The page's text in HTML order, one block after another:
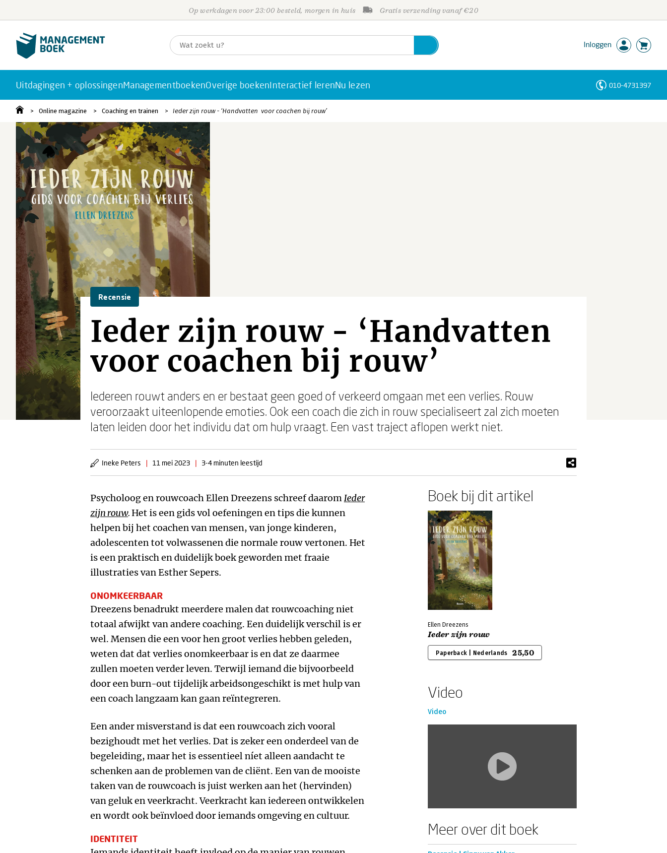
Op werkdagen voor 23:00 besteld, morgen in huis Gratis verzending vanaf €20
Inloggen
Uitdagingen + oplossingenManagementboekenOverige boekenInteractief lerenNu lezen 010-4731397
Online magazine Coaching en trainen Ieder zijn rouw - ‘Handvatten voor coachen bij rouw’
Recensie
Ieder zijn rouw - ‘Handvatten
voor coachen bij rouw’
Iedereen rouwt anders en er bestaat geen goed of verkeerd omgaan met een verlies. Rouw
veroorzaakt uiteenlopende emoties. Ook een coach die zich in rouw specialiseert zal zich moeten
laten leiden door het individu dat om hulp vraagt. Een vast traject aflopen werkt niet.
Ineke Peters | 11 mei 2023 | 3-4 minuten leestijd
Psycholoog en rouwcoach Ellen Dreezens schreef daaromIeder
zijn rouw.Het is een gids vol oefeningen en tips die kunnen
helpen bij het coachen van mensen, van jonge kinderen,
adolescenten tot volwassenen die normale rouw vertonen. Het
is een praktisch en duidelijk boek geworden met fraaie
illustraties van Esther Sepers.
ONOMKEERBAAR
Dreezens benadrukt meerdere malen dat rouwcoaching niet
totaal afwijkt van andere coaching. Een duidelijk verschil is er
wel. Mensen die een voor hen groot verlies hebben geleden,
weten dat dat verlies onomkeerbaar is en dat ze daarmee
zullen moeten verder leven. Terwijl iemand die bijvoorbeeld
door een burn-out tijdelijk arbeidsongeschikt is met hulp van
een coach langzaam kan gaan reïntegreren.
Een ander misverstand is dat een rouwcoach zich vooral
bezighoudt met het verlies. Dat is zeker een onderdeel van de
begeleiding, maar het is essentieel níet alleen aandacht te
schenken aan de problemen van de cliënt. Een van de mooiste
taken van de rouwcoach is juist werken aan het (hervinden)
van geluk en veerkracht. Veerkracht kan iedereen ontwikkelen
en wordt ook beïnvloed door iemands omgeving en cultuur.
IDENTITEIT
Boek bij dit artikel
Ellen Dreezens
Ieder zijn rouw
Paperback | Nederlands 25,50
Video
Video
Meer over dit boek
Personen